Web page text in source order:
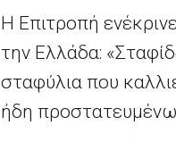
Η Επιτροπή
την Ελλάδα:
σταφύλια που
ήδη